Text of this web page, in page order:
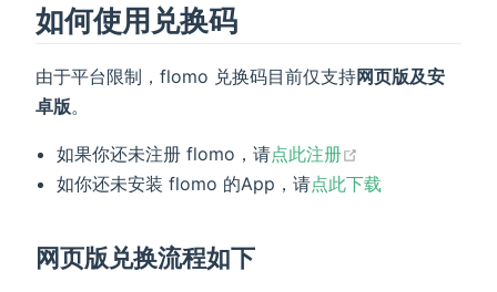
如何使用兑换码
由于平台限制，flomo 兑换码目前仅支持网页版及安
卓版。
如果你还未注册 flomo，请点此注册
如你还未安装 flomo 的App，请点此下载
网页版兑换流程如下